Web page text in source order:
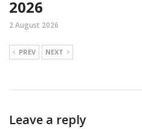
2026
2 August 2026
PREV NEXT
Leave a reply